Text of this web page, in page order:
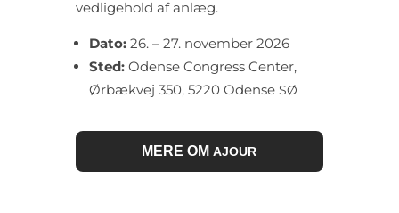
vedligehold af anlæg.
Dato:26. – 27. november 2026
Sted:Odense Congress Center,
Ørbækvej 350, 5220 Odense SØ
MERE OMAJOUR